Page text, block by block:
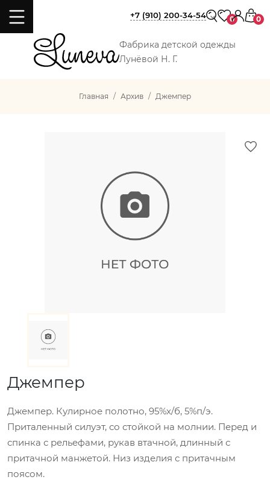
Фабрика детской одежды
Лунёвой Н. Г.
+7 (910) 200-34-54 0 0
Главная Архив Джемпер
Джемпер
Джемпер. Кулирное полотно, 95%х/б, 5%п/э.
Приталенный силуэт, со стойкой на молнии. Перед и
спинка с рельефами, рукав втачной, длинный с
притачной манжетой. Низ изделия с притачным
поясом.